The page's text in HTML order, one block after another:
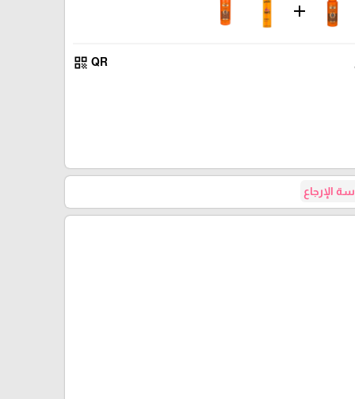
add
QR
qr_code
الإرجاع